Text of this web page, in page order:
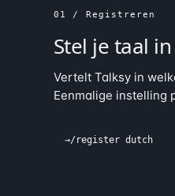
01 / Registreren
Stel je taal in
Vertelt Talksy in
Eenmalige instelling
→/register dutch